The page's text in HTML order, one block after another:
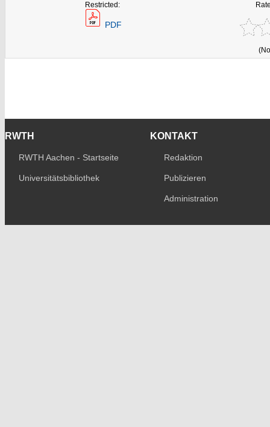
Restricted:
PDF
RWTH
RWTH Aachen - Startseite
Universitätsbibliothek
KONTAKT
Redaktion
Publizieren
Administration